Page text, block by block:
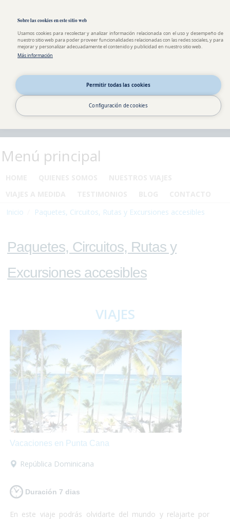
Sobre las cookies en este sitio web
Usamos cookies para recolectar y analizar información relacionada con el uso y desempeño de
nuestro sitio web para poder proveer funcionalidades relacionadas con las redes sociales, y para
mejorar y personalizar adecuadamente el contenido y publicidad en nuestro sitio web.
Más información
Permitir todas las cookies
Configuración de cookies
Menú principal
Inicio
Paquetes, Circuitos, Rutas y Excursiones accesibles
Paquetes, Circuitos, Rutas y
Excursiones accesibles
VIAJES
Vacaciones en Punta Cana
República Dominicana
Duración 7 dias
En este viaje podrás olvidarte del mundo y relajarte por